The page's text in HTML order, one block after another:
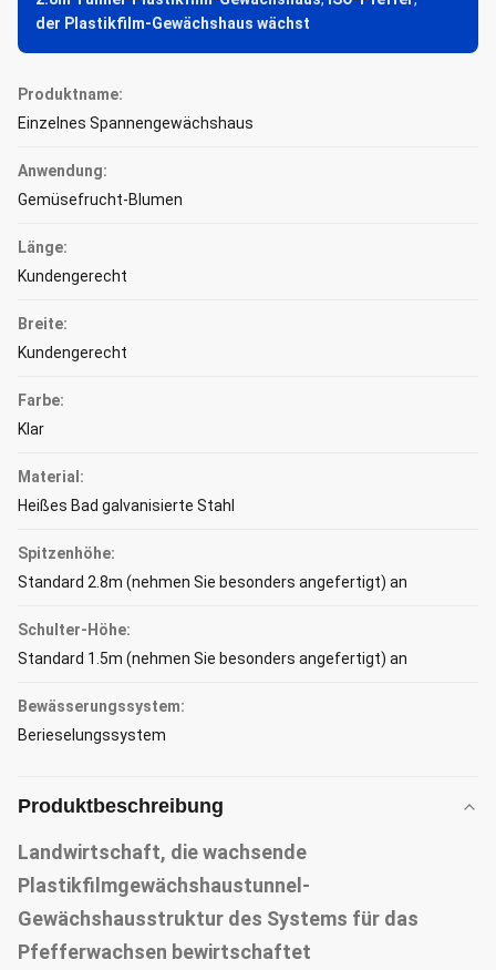
der Plastikfilm-Gewächshaus wächst
Produktname:
Einzelnes Spannengewächshaus
Anwendung:
Gemüsefrucht-Blumen
Länge:
Kundengerecht
Breite:
Kundengerecht
Farbe:
Klar
Material:
Heißes Bad galvanisierte Stahl
Spitzenhöhe:
Standard 2.8m (nehmen Sie besonders angefertigt) an
Schulter-Höhe:
Standard 1.5m (nehmen Sie besonders angefertigt) an
Bewässerungssystem:
Berieselungssystem
Produktbeschreibung
Landwirtschaft, die wachsende
Plastikfilmgewächshaustunnel-
Gewächshausstruktur des Systems für das
Pfefferwachsen bewirtschaftet